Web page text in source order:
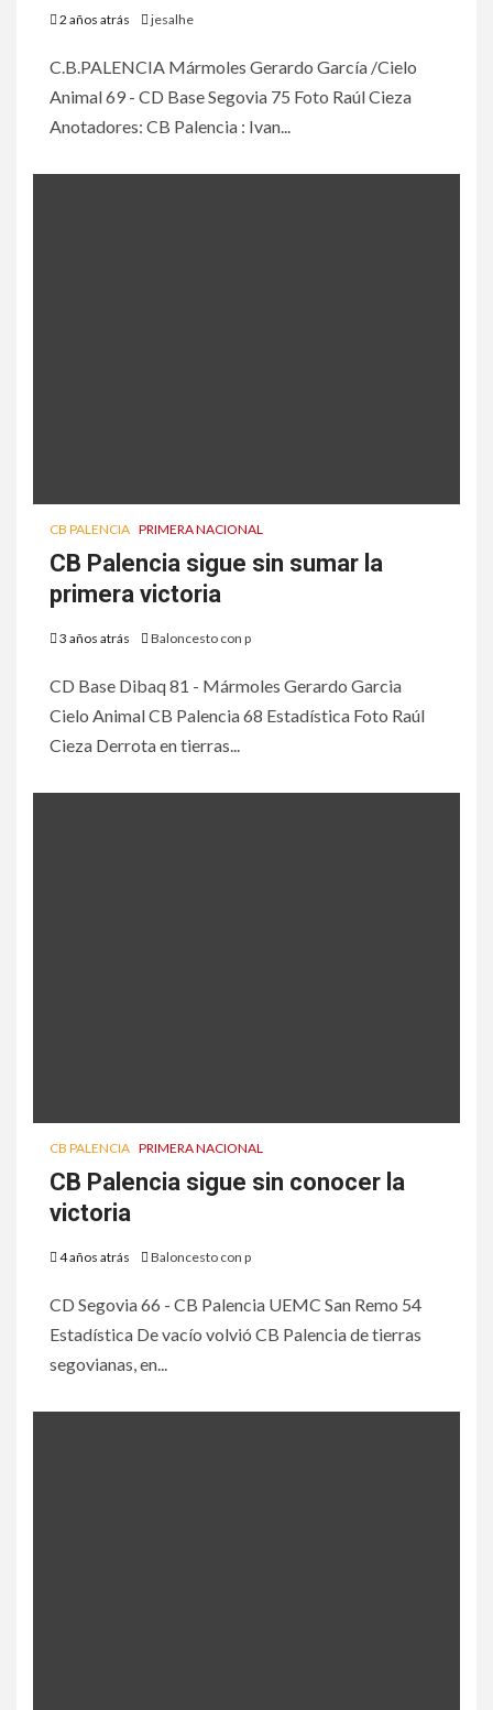
2 años atrás jesalhe
C.B.PALENCIA Mármoles Gerardo García /Cielo
Animal 69 - CD Base Segovia 75 Foto Raúl Cieza
Anotadores: CB Palencia : Ivan...
CB PALENCIA PRIMERA NACIONAL
CB Palencia sigue sin sumar la
primera victoria
3 años atrás Baloncesto con p
CD Base Dibaq 81 - Mármoles Gerardo Garcia
Cielo Animal CB Palencia 68 Estadística Foto Raúl
Cieza Derrota en tierras...
CB PALENCIA PRIMERA NACIONAL
CB Palencia sigue sin conocer la
victoria
4 años atrás Baloncesto con p
CD Segovia 66 - CB Palencia UEMC San Remo 54
Estadística De vacío volvió CB Palencia de tierras
segovianas, en...